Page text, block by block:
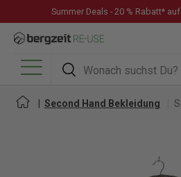
DIREKT ZUM INHALT
Summer Deals - 20 % Rabatt* auf
Suchen
Suchen
Menü
Second Hand Bekleidung